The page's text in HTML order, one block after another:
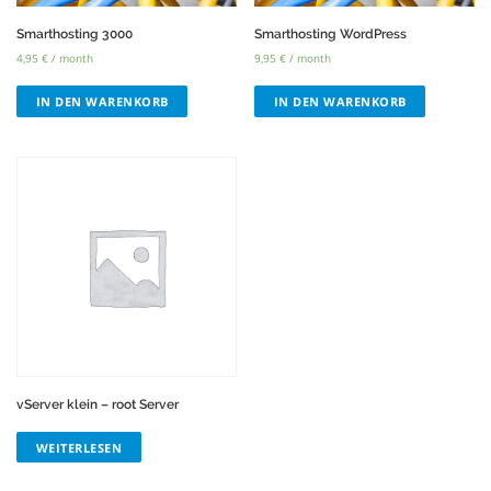
Smarthosting 3000
4,95 € / month
IN DEN WARENKORB
Smarthosting WordPress
9,95€ / month
IN DEN WARENKORB
vServer klein – root Server
WEITERLESEN